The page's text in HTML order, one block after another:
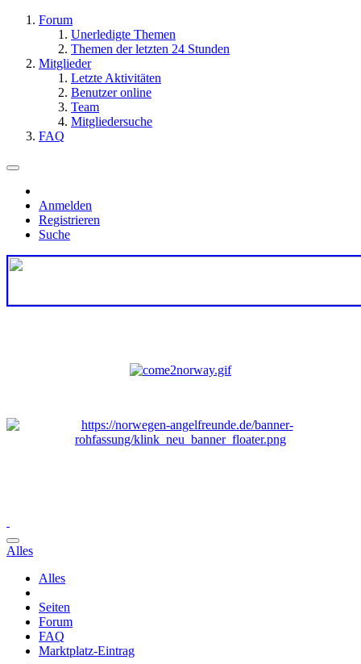
Forum
Unerledigte Themen
Themen der letzten 24 Stunden
Mitglieder
Letzte Aktivitäten
Benutzer online
Team
Mitgliedersuche
FAQ
Anmelden
Registrieren
Suche
Alles
Alles
Seiten
Forum
FAQ
Marktplatz-Eintrag